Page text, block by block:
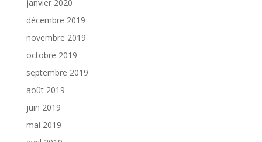
janvier 2020
décembre 2019
novembre 2019
octobre 2019
septembre 2019
août 2019
juin 2019
mai 2019